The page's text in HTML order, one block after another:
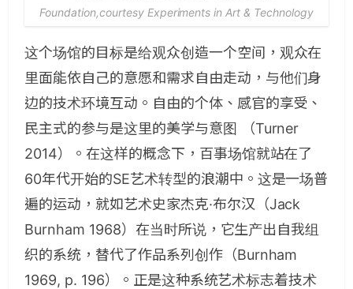
Foundation,courtesy Experiments in Art & Technology
这个场馆的目标是给观众创造一个空间，观众在
里面能依自己的意愿和需求自由走动，与他们身
边的技术环境互动。自由的个体、感官的享受、
民主式的参与是这里的美学与意图 （Turner
2014）。在这样的概念下，百事场馆就站在了
60年代开始的SE艺术转型的浪潮中。这是一场普
遍的运动，就如艺术史家杰克·布尔汉（Jack
Burnham 1968）在当时所说，它生产出自我组
织的系统，替代了作品系列创作（Burnham
1969, p. 196）。正是这种系统艺术标志着技术